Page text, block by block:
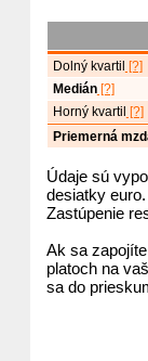
Dolný kvartil
[?]
Medián[?]
Horný kvartil
[?]
Priemerná
Údaje sú
desiatky euro.
Zastúpenie
Ak sa
platoch na
sa do